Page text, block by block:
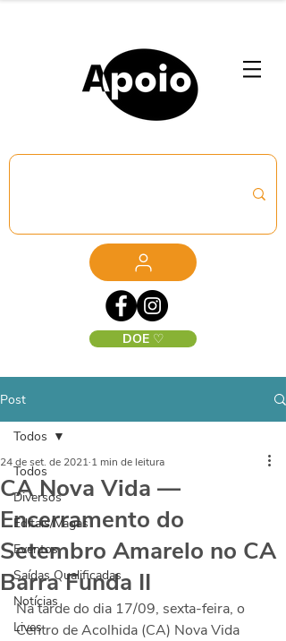
DOE ♡
Post
Todos
Diversos
Editais/Vagas
Eventos
Saídas Qualificadas
Notícias
Lives
Todos
CA Nova Vida —
Encerramento do
Setembro Amarelo no CA
Barra Funda II
24 de set. de 2021 1 min de leitura
Na tarde do dia 17/09, sexta-feira, o
Centro de Acolhida (CA) Nova Vida